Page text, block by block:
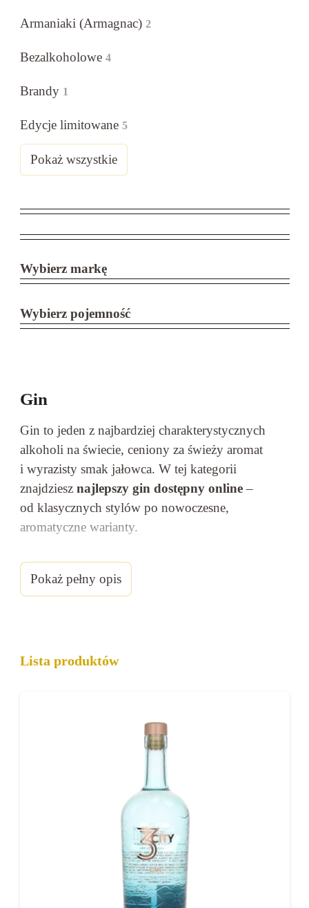
Armaniaki (Armagnac) 2
Bezalkoholowe 4
Brandy 1
Edycje limitowane 5
Pokaż wszystkie
Wybierz markę
Wybierz pojemność
Gin
Gin to jeden z najbardziej charakterystycznych
alkoholi na świecie, ceniony za świeży aromat
i wyrazisty smak jałowca. W tej kategorii
znajdziesz najlepszy gin dostępny online–
od klasycznych stylów po nowoczesne,
aromatyczne warianty.
Szukasz idealnego alkoholu do drinków?
gin dopasowany do swojego gustu i zamów
online z szybką dostawą.
od receptury mogą to być m.in. kolendra, cytrusy,
kardamon, pieprz czy różne zioła.
Najpopularniejsze style ginu:
London Dry Gin
Navy Strength
gin rzemieślniczy (craft gin)
Pokaż pełny opis
Lista produktów